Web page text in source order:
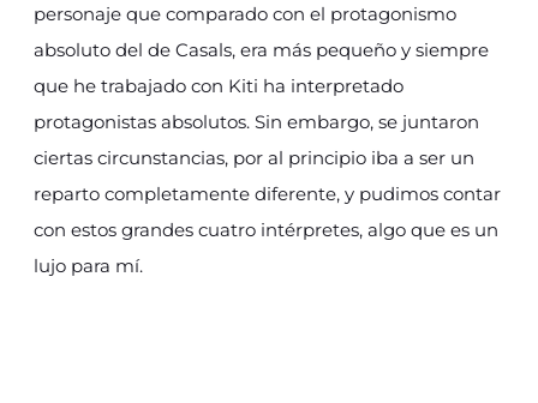
personaje que comparado con el protagonismo
absoluto del de Casals, era más pequeño y siempre
que he trabajado con Kiti ha interpretado
protagonistas absolutos. Sin embargo, se juntaron
ciertas circunstancias, por al principio iba a ser un
reparto completamente diferente, y pudimos contar
con estos grandes cuatro intérpretes, algo que es un
lujo para mí.